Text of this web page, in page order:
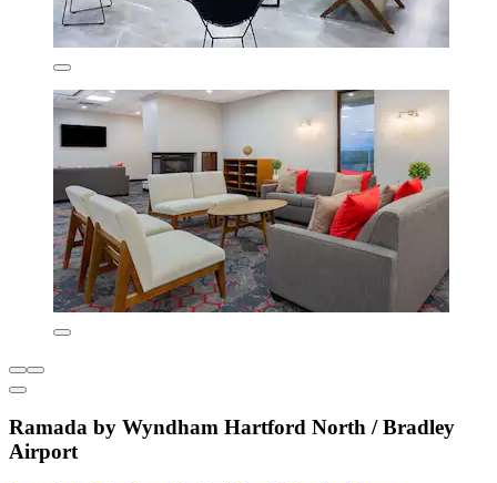
Ramada by Wyndham Hartford North / Bradley
Airport